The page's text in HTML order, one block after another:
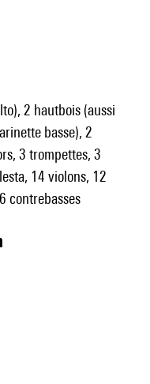
2 hautbois (aussi
basse), 2
3 trompettes, 3
14 violons, 12
contrebasses